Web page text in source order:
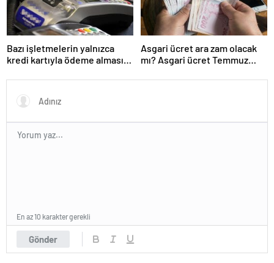
Bazı işletmelerin yalnızca
kredi kartıyla ödeme alması
Asgari ücret ara zam olacak
mı? Asgari ücret Temmuz
Gönder
En az 10 karakter gerekli